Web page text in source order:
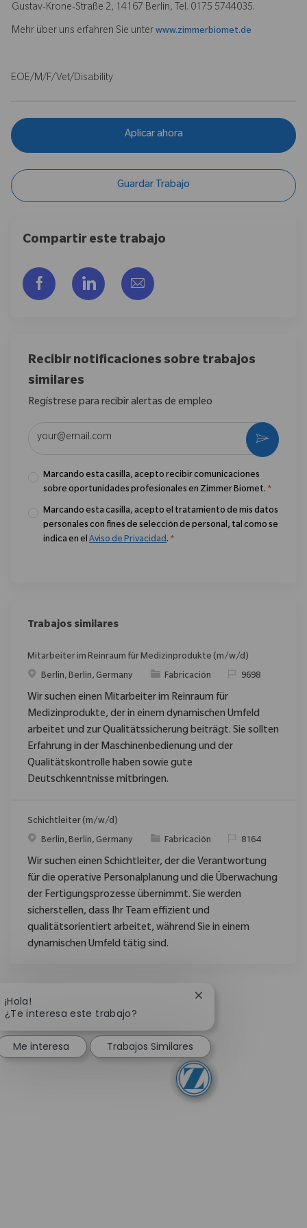
Gustav-Krone-Straße 2, 14167 Berlin, Tel. 0175 5744035.
Mehr über uns erfahren Sie unter www.zimmerbiomet.de
EOE/M/F/Vet/Disability
Aplicar ahora
Guardar Trabajo
Compartir este trabajo
Compartir a través de Facebook
Compartir a través de LinkedIn
Compartir por correo
Recibir notificaciones sobre trabajos
similares
Regístrese para recibir alertas de empleo
Introduzca la dirección de correo electrónico (obligatorio)
Marcando esta casilla, acepto recibir comunicaciones
sobre oportunidades profesionales en Zimmer Biomet. *
Marcando esta casilla, acepto el tratamiento de mis datos
personales con fines de selección de personal, tal como se
indica en el Aviso de Privacidad. *
Activar
Trabajos similares
Mitarbeiter im Reinraum für Medizinprodukte (m/w/d)
Ubicación
Berlin, Berlin, Germany Categoría
Fabricación ReqId9698
Wir suchen einen Mitarbeiter im Reinraum für
Medizinprodukte, der in einem dynamischen Umfeld
arbeitet und zur Qualitätssicherung beiträgt. Sie sollten
Erfahrung in der Maschinenbedienung und der
Qualitätskontrolle haben sowie gute
Deutschkenntnisse mitbringen.
Schichtleiter (m/w/d)
Ubicación
Berlin, Berlin, Germany Categoría
Fabricación ReqId8164
Wir suchen einen Schichtleiter, der die Verantwortung
für die operative Personalplanung und die Überwachung
der Fertigungsprozesse übernimmt. Sie werden
sicherstellen, dass Ihr Team effizient und
qualitätsorientiert arbeitet, während Sie in einem
dynamischen Umfeld tätig sind.
¡Hola!
¿Te interesa este trabajo?
Cerrar notificación
Me interesa Trabajos Similares